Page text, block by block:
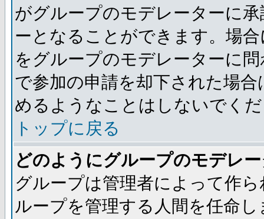
がグループのモデレーターに
ーとなることができます。場
をグループのモデレーターに
で参加の申請を却下された場
めるようなことはしないでく
トップに戻る
どのようにグループのモデレ
グループは管理者によって作
ループを管理する人間を任命